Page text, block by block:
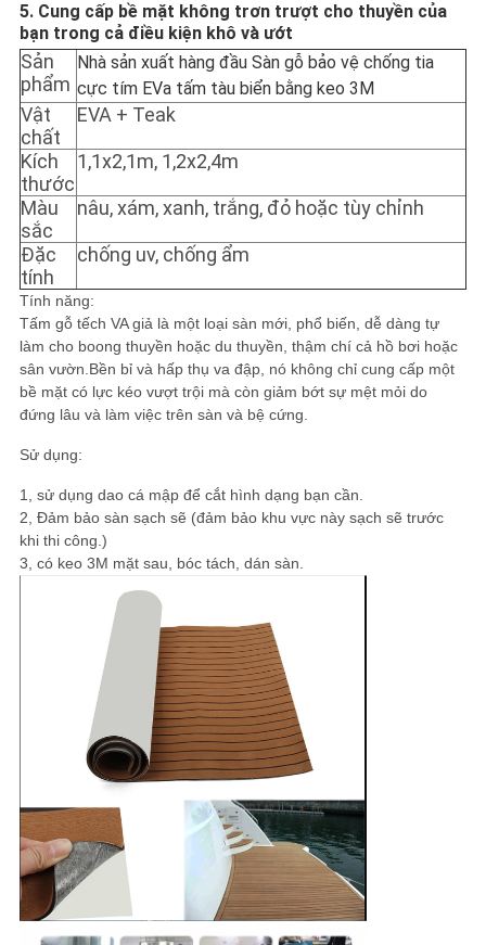
WEB
PRIVACY
POLICY
5. Cung cấp bề mặt không trơn trượt cho thuyền của
bạn trong cả điều kiện khô và ướt
Sản
phẩm
Nhà sản xuất hàng đầu Sàn gỗ bảo vệ chống tia
cực tím EVa tấm tàu ​​biển bằng keo 3M
Vật
chất
EVA + Teak
Kích
thước
1,1x2,1m, 1,2x2,4m
Màu
sắc
nâu, xám, xanh, trắng, đỏ hoặc tùy chỉnh
Đặc
tính
chống uv, chống ẩm
Tính năng:
Tấm gỗ tếch VA giả là một loại sàn mới, phổ biến, dễ dàng tự
làm cho boong thuyền hoặc du thuyền, thậm chí cả hồ bơi hoặc
sân vườn.Bền bỉ và hấp thụ va đập, nó không chỉ cung cấp một
bề mặt có lực kéo vượt trội mà còn giảm bớt sự mệt mỏi do
đứng lâu và làm việc trên sàn và bệ cứng.
Sử dụng:
1, sử dụng dao cá mập để cắt hình dạng bạn cần.
2, Đảm bảo sàn sạch sẽ (đảm bảo khu vực này sạch sẽ trước
khi thi công.)
3, có keo 3M mặt sau, bóc tách, dán sàn.